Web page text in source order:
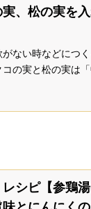
、松の実を
ない時などにつ
の実と松の実は
くのスーパーでは
シピ【参鶏